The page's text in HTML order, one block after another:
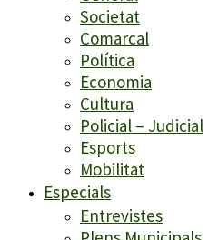
Societat
Comarcal
Política
Economia
Cultura
Policial – Judicial
Esports
Mobilitat
Especials
Entrevistes